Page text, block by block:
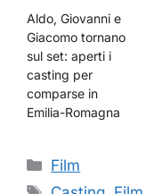
Aldo, Giovanni e
Giacomo tornano
sul set: aperti i
casting per
comparse in
Emilia-Romagna
Categorie
Film
Tag